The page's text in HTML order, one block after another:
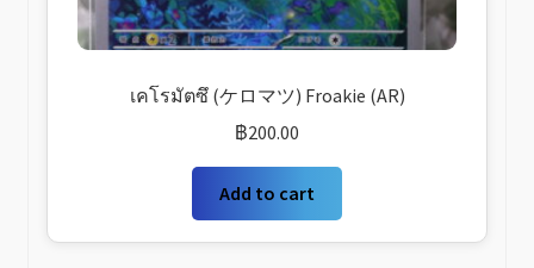
เคโรมัตซึ (ケロマツ) Froakie (AR)
฿200.00
Add to cart